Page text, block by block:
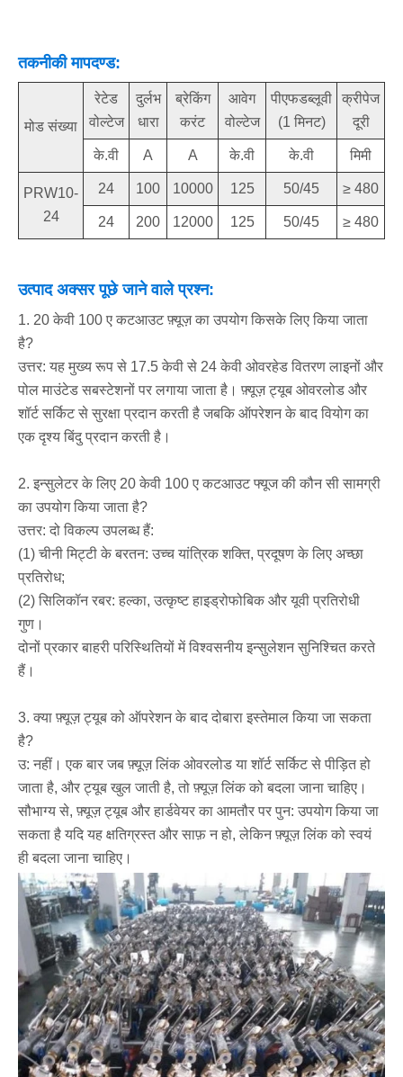
तकनीकी मापदण्ड:
मोड संख्या
रेटेड
वोल्टेज
दुर्लभ
धारा
ब्रेकिंग
करंट
आवेग
वोल्टेज
पीएफडब्लूवी
(1 मिनट)
क्रीपेज
दूरी
के.वी A A के.वी के.वी मिमी
PRW10-
24
24 100 10000 125 50/45 ≥ 480
24 200 12000 125 50/45 ≥ 480
उत्पाद अक्सर पूछे जाने वाले प्रश्न:
1. 20 केवी 100 ए कटआउट फ़्यूज़ का उपयोग किसके लिए किया जाता
है?
उत्तर: यह मुख्य रूप से 17.5 केवी से 24 केवी ओवरहेड वितरण लाइनों और
पोल माउंटेड सबस्टेशनों पर लगाया जाता है। फ़्यूज़ ट्यूब ओवरलोड और
शॉर्ट सर्किट से सुरक्षा प्रदान करती है जबकि ऑपरेशन के बाद वियोग का
एक दृश्य बिंदु प्रदान करती है।
2. इन्सुलेटर के लिए 20 केवी 100 ए कटआउट फ्यूज की कौन सी सामग्री
का उपयोग किया जाता है?
उत्तर: दो विकल्प उपलब्ध हैं:
(1) चीनी मिट्टी के बरतन: उच्च यांत्रिक शक्ति, प्रदूषण के लिए अच्छा
प्रतिरोध;
(2) सिलिकॉन रबर: हल्का, उत्कृष्ट हाइड्रोफोबिक और यूवी प्रतिरोधी
गुण।
दोनों प्रकार बाहरी परिस्थितियों में विश्वसनीय इन्सुलेशन सुनिश्चित करते
हैं।
3. क्या फ़्यूज़ ट्यूब को ऑपरेशन के बाद दोबारा इस्तेमाल किया जा सकता
है?
उ: नहीं। एक बार जब फ़्यूज़ लिंक ओवरलोड या शॉर्ट सर्किट से पीड़ित हो
जाता है, और ट्यूब खुल जाती है, तो फ़्यूज़ लिंक को बदला जाना चाहिए।
सौभाग्य से, फ़्यूज़ ट्यूब और हार्डवेयर का आमतौर पर पुन: उपयोग किया जा
सकता है यदि यह क्षतिग्रस्त और साफ़ न हो, लेकिन फ़्यूज़ लिंक को स्वयं
ही बदला जाना चाहिए।